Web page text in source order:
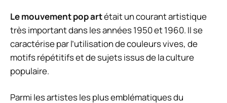
Le mouvement pop artétait un courant artistique
très important dans les années 1950 et 1960. Il se
caractérise par l’utilisation de couleurs vives, de
motifs répétitifs et de sujets issus de la culture
populaire.
Parmi les artistes les plus emblématiques du